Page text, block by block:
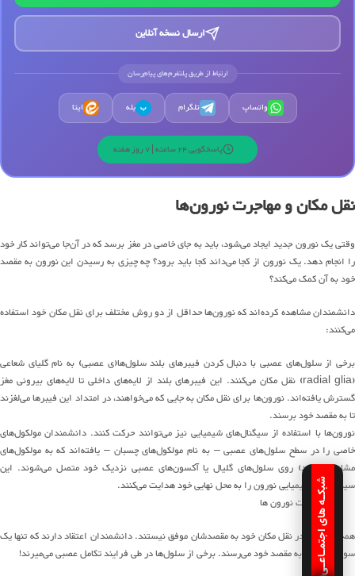
ارسال نسخه آنلاین
ارتباط از طریق پلتفرم‌های پیام‌رسان
واتساپ تلگرام ب بله ایتا
پاسخگویی 24 ساعته | 7 روز هفته
نقل مکان و مهاجرت نورون‌ها
وقتییک نورونجدید ایجادمیشود، باید بهجای خاصیدر مغز برسد که در آن‌جامی‌تواندکار خود
را انجام دهد.یکنورون از کجامیداندکجا باید برود؟ چه چیزی به رسیدن این نورون به مقصد
خودبه آن کمکمیکند؟
دانشمندان مشاهدهکردهاندکهنورونهاحداقل از دو روش مختلف براینقل مکانخوداستفاده
میکنند:
برخی ازسلولهای عصبی با دنبال کردن فیبرهایبلندسلولها(ی عصبی) به نام گلیای شعاعی
(radial glia)
نقل مکان میکنند. این فیبرهای بلند از لایههای داخلی تا لایههای بیرونی مغز
گسترش یافته‌اند.نورونهابرای نقل مکان به جایی که می‌خواهند،در امتداد اینفیبرهامیلغزند
تا به مقصدخودبرسند.
نورونهابا استفاده از سیگنالهایشیمیایی نیز می‌توانند حرکت کنند. دانشمندانمولکولهای
خاصی رادر سطح سلولهایعصبی –به نام مولکولهایچسبان – یافتهاندکه به مولکولهای
مشابه(با خود)رویسلولهای گلیال یاآکسونهای عصبی نزدیک خودمتصلمیشوند. این
سیگنال های شیمیایی نورون را به محل نهایی خود هدایتمیکنند.
همه نورون درنقل مکانخودبه مقصدشانموفق نیستند.دانشمندان اعتقاد دارندکه تنها یک
سوم
نورون‌ها به مقصد خودمیرسند.برخی ازسلولهادر طی فرایند تکامل عصبیمیمیرند!
شبکـه های اجتمـاعـی